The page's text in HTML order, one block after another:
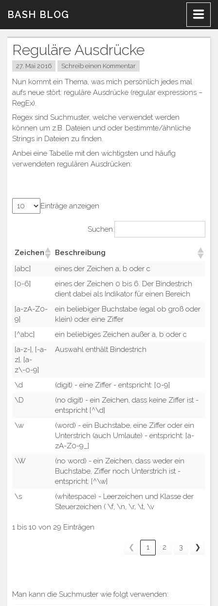
InhaltBASH BLOG
Reguläre Ausdrücke
27. Mai 2016 Schreib einen Kommentar
Nun kommt ein Thema, was mich persönlich jedes mal
aufs neue stört: reguläre Ausdrücke (regular expressions –
RegEx).
Regex sind Suchmuster, welche verwendet werden
können um z.B. Dateien und oder bestimmte/ähnliche
Strings in Dateien zu finden.
Anbei eine Tabelle mit den wichtigsten und häufig
verwendeten regulären Ausdrücken:
Einträge anzeigen
Suchen:
Zeichen
Beschreibung
[abc]
eines der Zeichen a, b oder c
[0-6]
eines der Zeichen 0 bis 6. Der Bindestrich
dient dabei als Indikator für einen Bereich
[a-zA-Z0-
9]
ein beliebiger Buchstabe (egal ob groß oder
klein) oder eine Ziffer
[^abc]
ein beliebiges Zeichen außer a, b oder c
[a-z-], [-a-
z], [a-
z\-0-9]
Auswahl enthält Bindestrich
\d
(digit) - eine Ziffer - entspricht: [0-9]
\D
(no digit) - ein Zeichen, dass keine Ziffer ist -
entspricht [^\d]
\w
(word) - ein Buchstabe, eine Ziffer oder ein
Unterstrich (auch Umlaute) - entspricht: [a-
zA-Z0-9_]
\W
(no word) - ein Zeichen, dass weder ein
Buchstabe, Ziffer noch Unterstrich ist -
entspricht: [^\w]
\s
(whitespace) - Leerzeichen und Klasse der
Steuerzeichen ( \f, \n, \r, \t, \v
1 bis 10 von 29 Einträgen
❮ 1 2 3 ❯
Man kann die Suchmuster wie folgt verwenden: